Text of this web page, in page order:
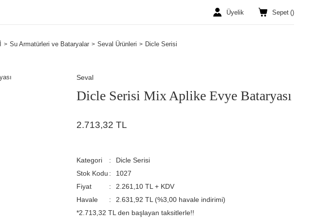
Üyelik Sepet ()
Su Armatürleri ve Bataryalar Seval Ürünleri
Dicle Serisi
Seval
Dicle Serisi Mix Aplike Evye Bataryası
2.713,32 TL
Kategori
Dicle Serisi
Stok Kodu
1027
Fiyat
2.261,10 TL + KDV
Havale
2.631,92 TL (%3,00 havale indirimi)
*2.713,32 TL den başlayan taksitlerle!!